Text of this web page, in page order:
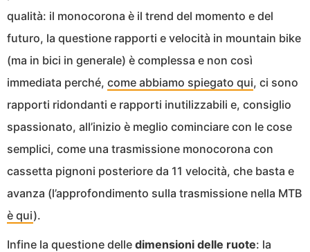
qualità: il monocorona è il trend del momento e del
futuro, la questione rapporti e velocità in mountain bike
(ma in bici in generale) è complessa e non così
immediata perché, come abbiamo spiegato qui, ci sono
rapporti ridondanti e rapporti inutilizzabili e, consiglio
spassionato, all’inizio è meglio cominciare con le cose
semplici, come una trasmissione monocorona con
cassetta pignoni posteriore da 11 velocità, che basta e
avanza (l’approfondimento sulla trasmissione nella MTB
è qui).
Infine la questione delle dimensioni delle ruote: la